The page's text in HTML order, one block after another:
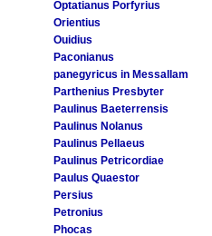
Optatianus Porfyrius
Orientius
Ouidius
Paconianus
panegyricus in Messallam
Parthenius Presbyter
Paulinus Baeterrensis
Paulinus Nolanus
Paulinus Pellaeus
Paulinus Petricordiae
Paulus Quaestor
Persius
Petronius
Phocas